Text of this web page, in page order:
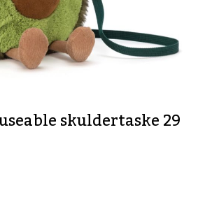
skuldertaske 29